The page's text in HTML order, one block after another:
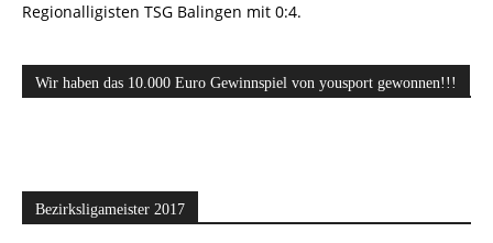
Regionalligisten TSG Balingen mit 0:4.
Wir haben das 10.000 Euro Gewinnspiel von yousport gewonnen!!!
Bezirksligameister 2017